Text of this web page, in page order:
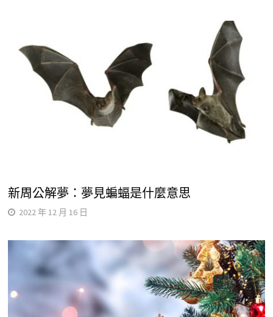
新周公解夢：夢見蝙蝠是什麼意思
2022 年 12 月 16 日